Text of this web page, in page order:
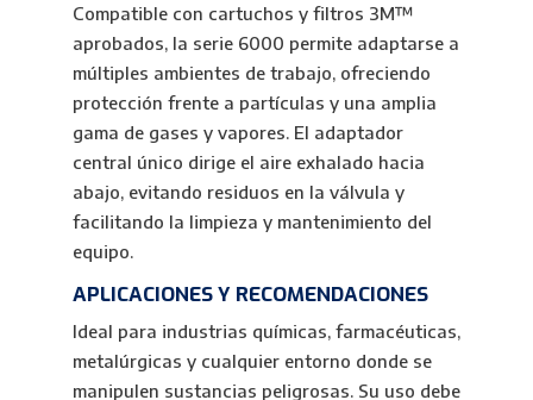
Compatible con cartuchos y filtros 3M™
aprobados, la serie 6000 permite adaptarse a
múltiples ambientes de trabajo, ofreciendo
protección frente a partículas y una amplia
gama de gases y vapores. El adaptador
central único dirige el aire exhalado hacia
abajo, evitando residuos en la válvula y
facilitando la limpieza y mantenimiento del
equipo.
APLICACIONES Y RECOMENDACIONES
Ideal para industrias químicas, farmacéuticas,
metalúrgicas y cualquier entorno donde se
manipulen sustancias peligrosas. Su uso debe